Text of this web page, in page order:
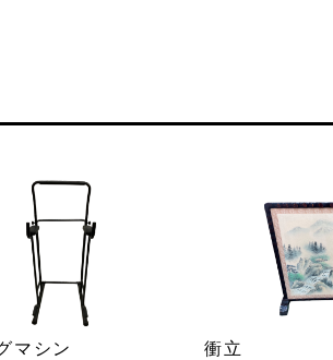
マシン
衝立